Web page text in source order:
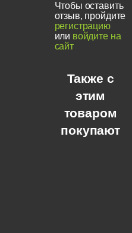
Чтобы оставить
отзыв, пройдите
регистрацию
или войдите на
сайт
Также с
этим
товаром
покупают